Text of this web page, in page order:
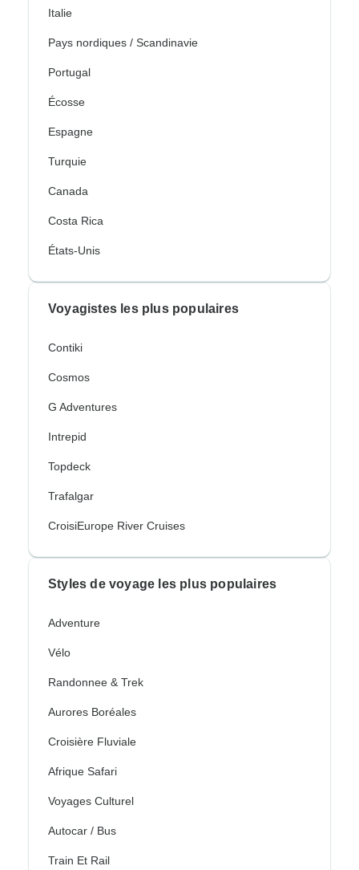
Italie
Pays nordiques / Scandinavie
Portugal
Écosse
Espagne
Turquie
Canada
Costa Rica
États-Unis
Voyagistes les plus populaires
Contiki
Cosmos
G Adventures
Intrepid
Topdeck
Trafalgar
CroisiEurope River Cruises
Styles de voyage les plus populaires
Adventure
Vélo
Randonnee & Trek
Aurores Boréales
Croisière Fluviale
Afrique Safari
Voyages Culturel
Autocar / Bus
Train Et Rail